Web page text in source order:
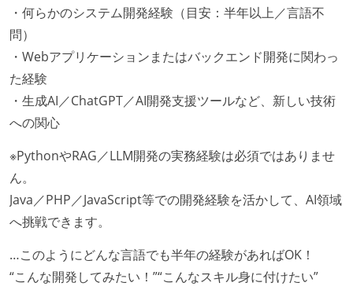
・何らかのシステム開発経験（目安：半年以上／言語不
問）
・Webアプリケーションまたはバックエンド開発に関わっ
た経験
・生成AI／ChatGPT／AI開発支援ツールなど、新しい技術
への関心
※PythonやRAG／LLM開発の実務経験は必須ではありませ
ん。
Java／PHP／JavaScript等での開発経験を活かして、AI領域
へ挑戦できます。
…このようにどんな言語でも半年の経験があればOK！
“こんな開発してみたい！”“こんなスキル身に付けたい”